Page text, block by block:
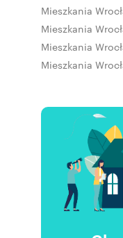
Mieszkania
Mieszkania
Mieszkania
Mieszkania